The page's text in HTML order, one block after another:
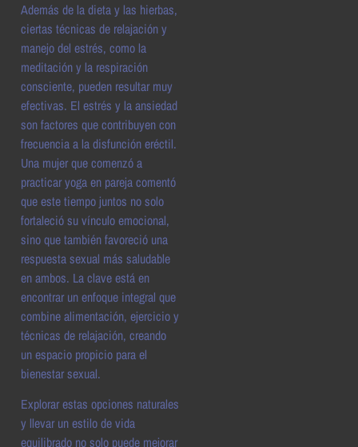
Además de la dieta y las hierbas,
ciertas técnicas de relajación y
manejo del estrés, como la
meditación y la respiración
consciente, pueden resultar muy
efectivas. El estrés y la ansiedad
son factores que contribuyen con
frecuencia a la disfunción eréctil.
Una mujer que comenzó a
practicar yoga en pareja comentó
que este tiempo juntos no solo
fortaleció su vínculo emocional,
sino que también favoreció una
respuesta sexual más saludable
en ambos. La clave está en
encontrar un enfoque integral que
combine alimentación, ejercicio y
técnicas de relajación, creando
un espacio propicio para el
bienestar sexual.
Explorar estas opciones naturales
y llevar un estilo de vida
equilibrado no solo puede mejorar